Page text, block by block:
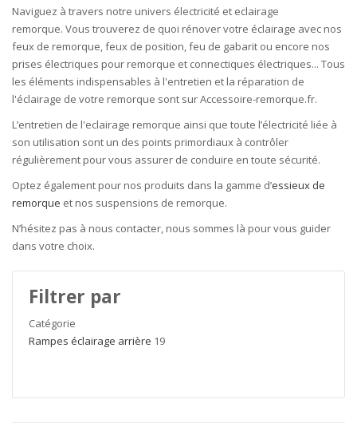
Naviguez à travers notre univers électricité et eclairage
remorque. Vous trouverez de quoi rénover votre éclairage avec nos
feux de remorque,feux de position, feu de gabarit ou encore nos
prises électriques pour remorque et connectiques électriques... Tous
les éléments indispensables à l'entretien et la réparation de
l'éclairage de votre remorque sont sur Accessoire-remorque.fr.
L’entretien de l'eclairage remorque ainsi que toute l’électricité liée à
son utilisation sont un des points primordiaux à contrôler
régulièrement pour vous assurer de conduire en toute sécurité.
Optez également pour nos produits dans la gamme d’essieux de
remorque et nos suspensions de remorque.
N’hésitez pas à nous contacter, nous sommes là pour vous guider
dans votre choix.
Filtrer par
Catégorie
Rampes éclairage arrière 19